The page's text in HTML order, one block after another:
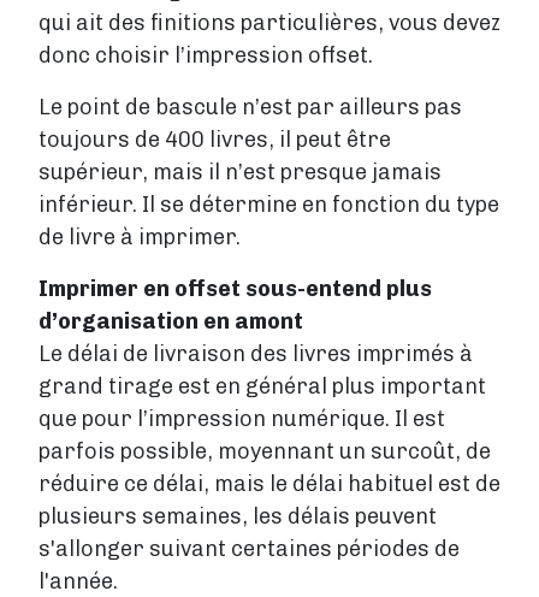
qui ait des finitions particulières, vous devez
donc choisir l’impression offset.
Le point de bascule n’est par ailleurs pas
toujours de 400 livres, il peut être
supérieur, mais il n’est presque jamais
inférieur. Il se détermine en fonction du type
de livre à imprimer.
Imprimer en offset sous-entend plus
d’organisation en amont
Le délai de livraison des livres imprimés à
grand tirage est en général plus important
que pour l’impression numérique. Il est
parfois possible, moyennant un surcoût, de
réduire ce délai, mais le délai habituel est de
plusieurs semaines, les délais peuvent
s'allonger suivant certaines périodes de
l'année.